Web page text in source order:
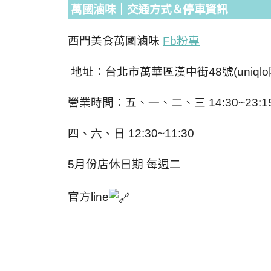
萬國滷味｜交通方式＆停車資訊
西門美食萬國滷味 Fb粉專
地址：台北市萬華區漢中街48號(uniqlo
營業時間：五、一、二、三
四、六、日 12:30~11:30
5月份店休日期 每週二
官方line